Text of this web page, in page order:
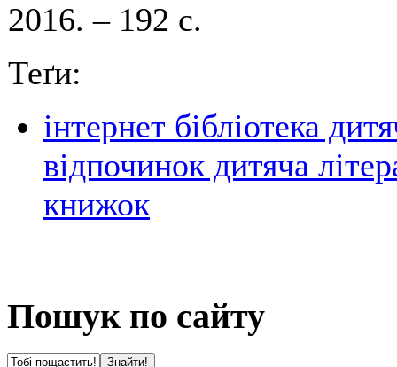
2016. – 192 с.
Теґи:
інтернет бібліотека
відпочинок дитяча
книжок
Пошук по сайту